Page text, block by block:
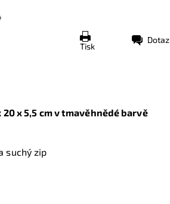
Tisk
Dotaz
20 x 5,5 cmv tmavěhnědé barvě
suchý zip